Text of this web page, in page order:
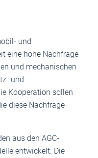
und
eine hohe Nachfrage
und mechanischen
und
Kooperation sollen
diese Nachfrage
aus den AGC-
entwickelt. Die